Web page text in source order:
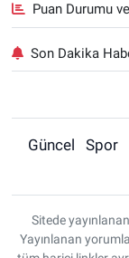
Puan Durumu
Son Dakika
Güncel Spor
Sitede
Yayınlanan